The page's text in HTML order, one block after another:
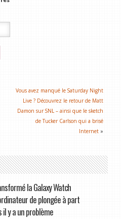
Vous avez manqué le Saturday Night
Live ? Découvrez le retour de Matt
Damon sur SNL – ainsi que le sketch
de Tucker Carlson qui a brisé
Internet »
la Galaxy Watch
de plongée à part
y a un problème